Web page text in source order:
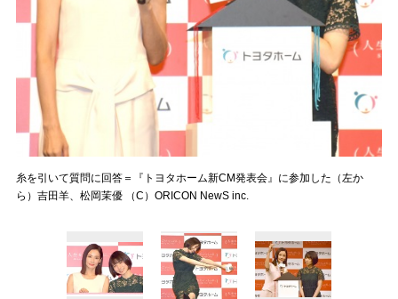
糸を引いて質問に回答＝『トヨタホーム新CM発表会』に参加した（左か
ら）吉田羊、松岡茉優 （C）ORICON NewS inc.